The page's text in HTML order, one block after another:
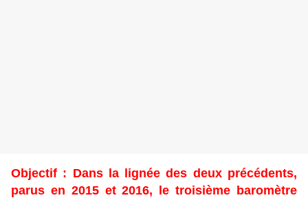
Objectif : Dans la lignée des deux précédents,
parus en 2015 et 2016, le troisième baromètre